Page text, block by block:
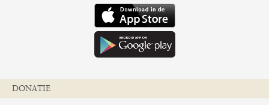
DONATIE